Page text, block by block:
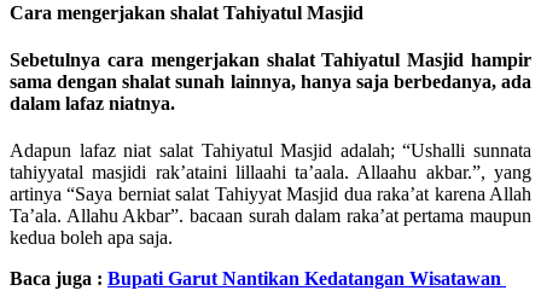
Cara mengerjakan shalat Tahiyatul Masjid
Sebetulnya cara mengerjakan shalat Tahiyatul Masjid hampir
sama dengan shalat sunah lainnya, hanya saja berbedanya, ada
dalam lafaz niatnya.
Adapun lafaz niat salat Tahiyatul Masjid adalah; “Ushalli sunnata
tahiyyatal masjidi rak’ataini lillaahi ta’aala. Allaahu akbar.”, yang
artinya “Saya berniat salat Tahiyyat Masjid dua raka’at karena Allah
Ta’ala. Allahu Akbar”. bacaan surah dalam raka’at pertama maupun
kedua boleh apa saja.
Baca juga : Bupati Garut Nantikan Kedatangan Wisatawan